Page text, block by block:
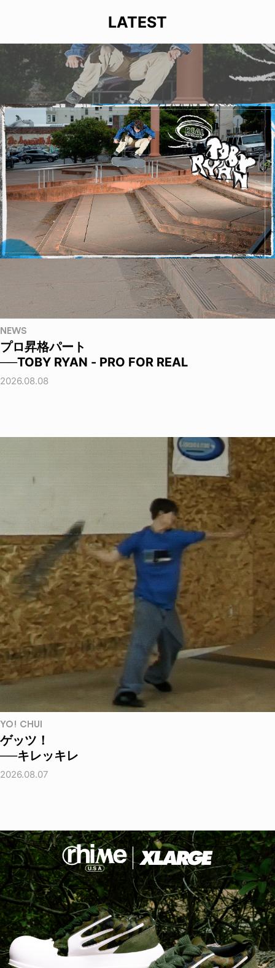
LATEST
NEWS
プロ昇格パート
──TOBY RYAN - PRO FOR REAL
2026.08.08
YO! CHUI
ゲッツ！
──キレッキレ
2026.08.07